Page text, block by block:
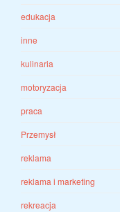
edukacja
inne
kulinaria
motoryzacja
praca
Przemysł
reklama
reklama i marketing
rekreacja